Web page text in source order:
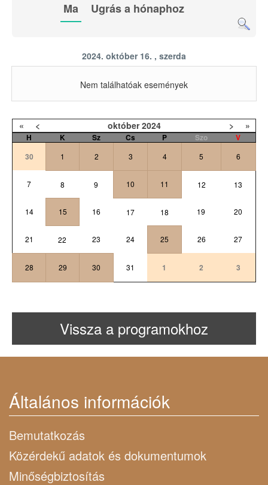
Ma
Ugrás a hónaphoz
2024. október 16. , szerda
Nem találhatóak események
« < október 2024 > »
H K Sz Cs P Szo
V
30
1 2 3 4 5 6
7 8 9 10 11 12 13
14 15 16 17 18 19 20
21 22 23 24 25 26 27
28 29 30 31 1 2 3
Vissza a programokhoz
Általános információk
Bemutatkozás
Közérdekű adatok és dokumentumok
Minőségbiztosítás